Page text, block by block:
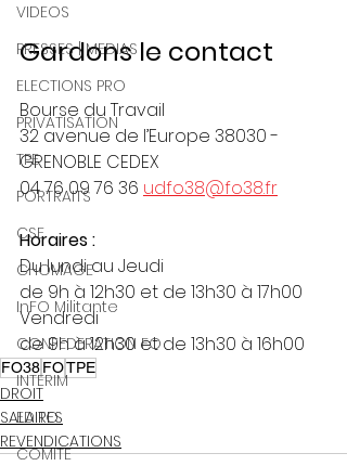
VIDEOS
PRESSES | MEDIAS
ELECTIONS PRO
PRIVATISATION
TPE
PORTRAITS
CSE
CHOMAGE
InFO Militante
CONFEDERATION FO
INTERIM
EDITO
COMITE
Gardons le contact
Bourse du Travail
32 avenue de l’Europe 38030 -
GRENOBLE CEDEX
04 76 09 76 36 udfo38@fo38.fr
Horaires :
Du lundi au Jeudi
de 9h à 12h30 et de 13h30 à 17h00
Vendredi
de 9h à 12h30 et de 13h30 à 16h00
FO38FOTPE
DROIT
SALAIRES
REVENDICATIONS